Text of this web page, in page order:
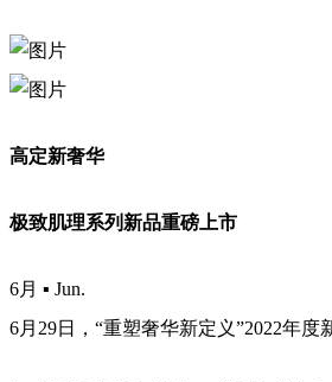
高定新奢华
极致肌理系列新品重磅上市
6月 ▪ Jun.
6月29日，“重塑奢华新定义”2022年